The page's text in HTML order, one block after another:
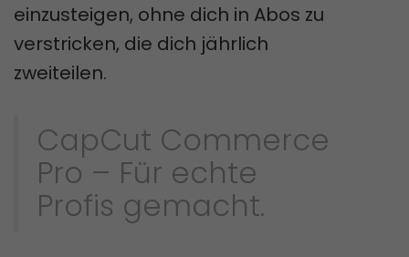
einzusteigen, ohne dich in Abos zu
verstricken, die dich jährlich
zweiteilen.
CapCut Commerce
Pro – Für echte
Profis gemacht.